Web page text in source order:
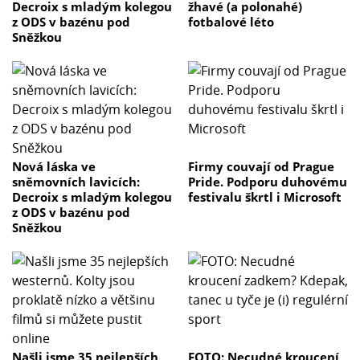
Decroix s mladým kolegou
z ODS v bazénu pod
Sněžkou
žhavé (a polonahé)
fotbalové léto
Nová láska ve
sněmovních lavicích:
Decroix s mladým kolegou
z ODS v bazénu pod
Sněžkou
Firmy couvají od Prague
Pride. Podporu duhovému
festivalu škrtl i Microsoft